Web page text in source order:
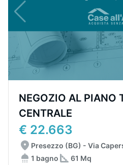
NEGOZIO AL PIANO
CENTRALE
€ 22.663
Presezzo (BG) - Via
1 bagno
61 Mq